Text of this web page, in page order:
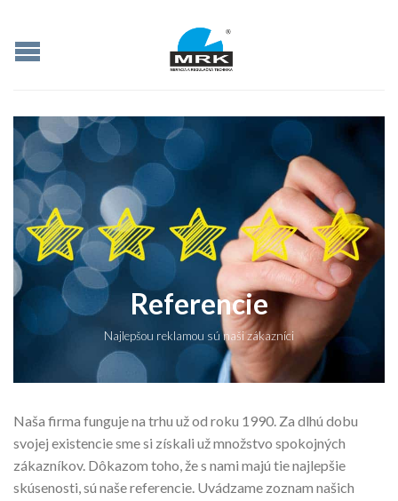
Referencie
Najlepšou reklamou sú naši zákazníci
Naša firma funguje na trhu už od roku 1990. Za dlhú dobu
svojej existencie sme si získali už množstvo spokojných
zákazníkov. Dôkazom toho, že s nami majú tie najlepšie
skúsenosti, sú naše referencie. Uvádzame zoznam našich